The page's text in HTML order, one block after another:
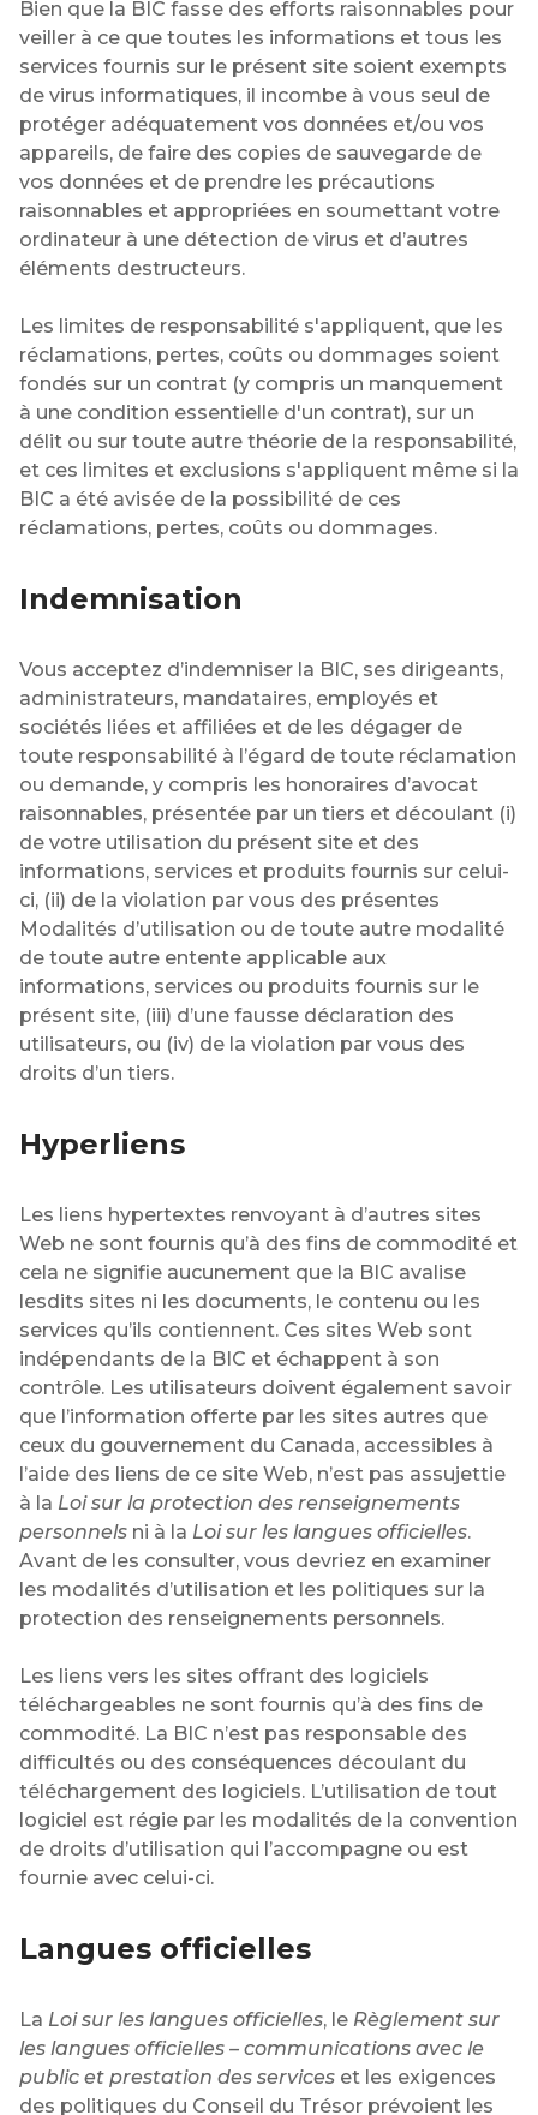
Bien que la BIC fasse des efforts raisonnables pour
veiller à ce que toutes les informations et tous les
services fournis sur le présent site soient exempts
de virus informatiques, il incombe à vous seul de
protéger adéquatement vos données et/ou vos
appareils, de faire des copies de sauvegarde de
vos données et de prendre les précautions
raisonnables et appropriées en soumettant votre
ordinateur à une détection de virus et d’autres
éléments destructeurs.
Les limites de responsabilité s'appliquent, que les
réclamations, pertes, coûts ou dommages soient
fondés sur un contrat (y compris un manquement
à une condition essentielle d'un contrat), sur un
délit ou sur toute autre théorie de la responsabilité,
et ces limites et exclusions s'appliquent même si la
BIC a été avisée de la possibilité de ces
réclamations, pertes, coûts ou dommages.
Indemnisation
Vous acceptez d’indemniser la BIC, ses dirigeants,
administrateurs, mandataires, employés et
sociétés liées et affiliées et de les dégager de
toute responsabilité à l’égard de toute réclamation
ou demande, y compris les honoraires d’avocat
raisonnables, présentée par un tiers et découlant (i)
de votre utilisation du présent site et des
informations, services et produits fournis sur celui-
ci, (ii) de la violation par vous des présentes
Modalités d’utilisation ou de toute autre modalité
de toute autre entente applicable aux
informations, services ou produits fournis sur le
présent site, (iii) d’une fausse déclaration des
utilisateurs, ou (iv) de la violation par vous des
droits d’un tiers.
Hyperliens
Les liens hypertextes renvoyant à d’autres sites
Web ne sont fournis qu’à des fins de commodité et
cela ne signifie aucunement que la BIC avalise
lesdits sites ni les documents, le contenu ou les
services qu’ils contiennent. Ces sites Web sont
indépendants de la BIC et échappent à son
contrôle. Les utilisateurs doivent également savoir
que l’information offerte par les sites autres que
ceux du gouvernement du Canada, accessibles à
l’aide des liens de ce site Web, n’est pas assujettie
à la Loi sur la protection des renseignements
personnels ni à la Loi sur les langues officielles.
Avant de les consulter, vous devriez en examiner
les modalités d’utilisation et les politiques sur la
protection des renseignements personnels.
Les liens vers les sites offrant des logiciels
téléchargeables ne sont fournis qu’à des fins de
commodité. La BIC n’est pas responsable des
difficultés ou des conséquences découlant du
téléchargement des logiciels. L’utilisation de tout
logiciel est régie par les modalités de la convention
de droits d’utilisation qui l’accompagne ou est
fournie avec celui-ci.
Langues officielles
La Loi sur les langues officielles, le Règlement sur
les langues officielles – communications avec le
public et prestation des services et les exigences
des politiques du Conseil du Trésor prévoient les